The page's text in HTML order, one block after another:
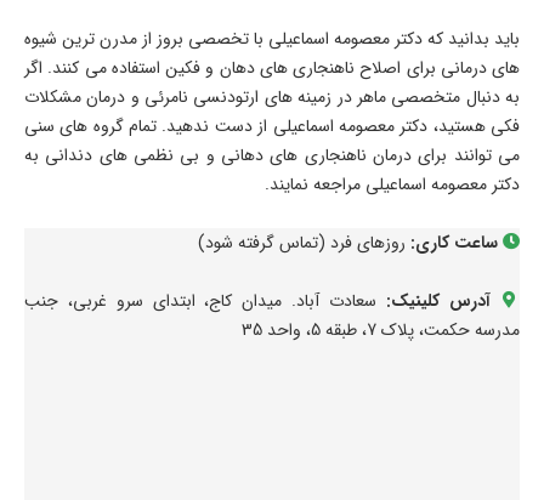
باید بدانید که دکتر معصومه اسماعیلی با تخصصی بروز از مدرن ترین شیوه
های درمانی برای اصلاح ناهنجاری های دهان و فکین استفاده می کنند. اگر
به دنبال متخصصی ماهر در زمینه های ارتودنسی نامرئی و درمان مشکلات
فکی هستید، دکتر معصومه اسماعیلی از دست ندهید. تمام گروه های سنی
می توانند برای درمان ناهنجاری های دهانی و بی نظمی های دندانی به
دکتر معصومه اسماعیلی مراجعه نمایند.
ساعت کاری: روزهای فرد (تماس گرفته شود)
آدرس کلینیک: سعادت آباد. میدان کاج، ابتدای سرو غربی، جنب
مدرسه حکمت، پلاک 7، طبقه 5، واحد 35